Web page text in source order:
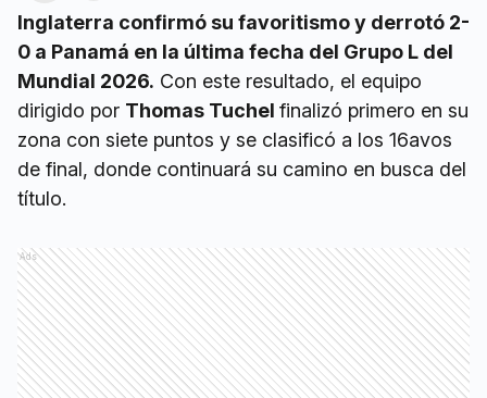
Inglaterra confirmó su favoritismo y derrotó 2-
0 a Panamá en la última fecha del Grupo L del
Mundial 2026. Con este resultado, el equipo
dirigido por Thomas Tuchel finalizó primero en su
zona con siete puntos y se clasificó a los 16avos
de final, donde continuará su camino en busca del
título.
Ads